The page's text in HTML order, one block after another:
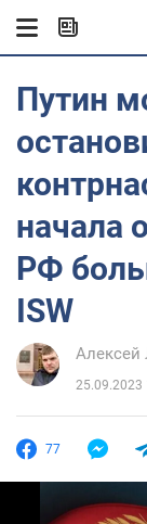
Путин
начала
РФ
ISW
Алексей
25.09.2023
77